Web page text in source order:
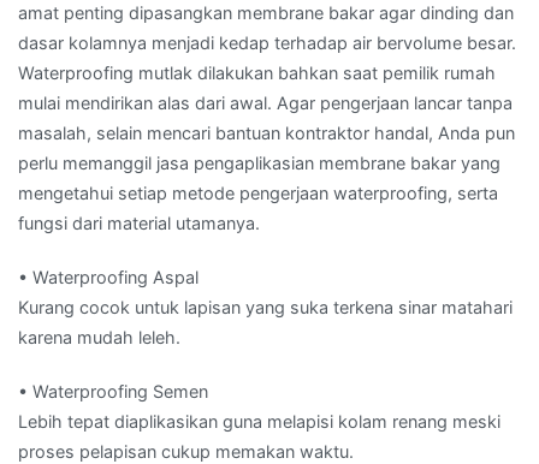
amat penting dipasangkan membrane bakar agar dinding dan
dasar kolamnya menjadi kedap terhadap air bervolume besar.
Waterproofing mutlak dilakukan bahkan saat pemilik rumah
mulai mendirikan alas dari awal. Agar pengerjaan lancar tanpa
masalah, selain mencari bantuan kontraktor handal, Anda pun
perlu memanggil jasa pengaplikasian membrane bakar yang
mengetahui setiap metode pengerjaan waterproofing, serta
fungsi dari material utamanya.
• Waterproofing Aspal
Kurang cocok untuk lapisan yang suka terkena sinar matahari
karena mudah leleh.
• Waterproofing Semen
Lebih tepat diaplikasikan guna melapisi kolam renang meski
proses pelapisan cukup memakan waktu.